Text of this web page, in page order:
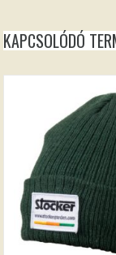
KAPCSOLÓDÓ